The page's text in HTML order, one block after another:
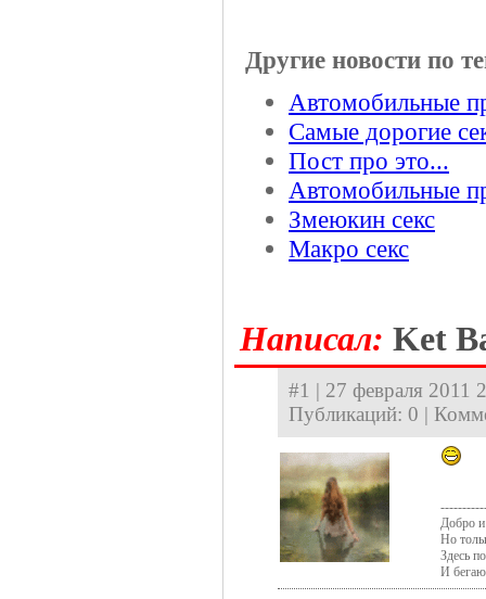
Другие новости по
Автомобильные
Самые дорогие
Пост про это...
Автомобильные
Змеюкин секс
Макро секс
Hаписал: Ket
#1 | 27 февраля 2011
Публикаций: 0 |
Добро и
Но
Здесь
И